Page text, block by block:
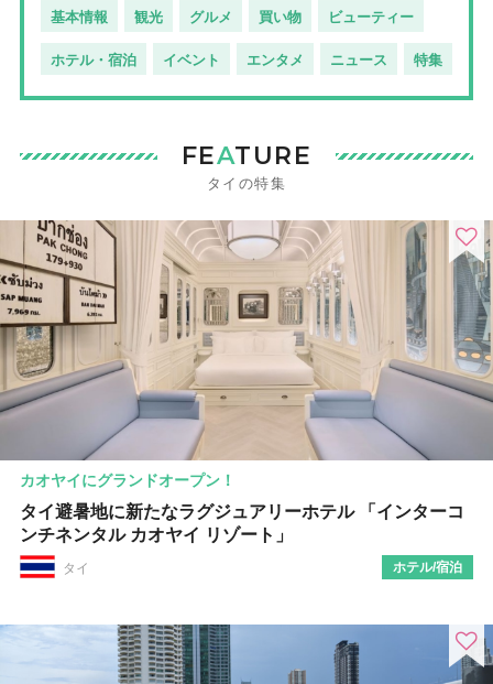
基本情報 観光 グルメ 買い物 ビューティー
ホテル・宿泊 イベント エンタメ ニュース 特集
FEATURE
タイの特集
カオヤイにグランドオープン！
タイ避暑地に新たなラグジュアリーホテル 「インターコ
ンチネンタル カオヤイ リゾート」
タイ ホテル/宿泊